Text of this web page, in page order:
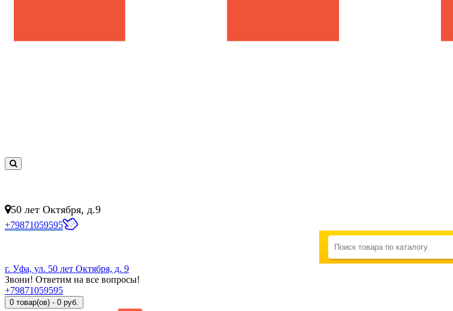
50 лет Октября, д.9
+79871059595
г. Уфа, ул. 50 лет Октября, д. 9
Звони! Ответим на все вопросы!
+79871059595
0 товар(ов) - 0 руб.